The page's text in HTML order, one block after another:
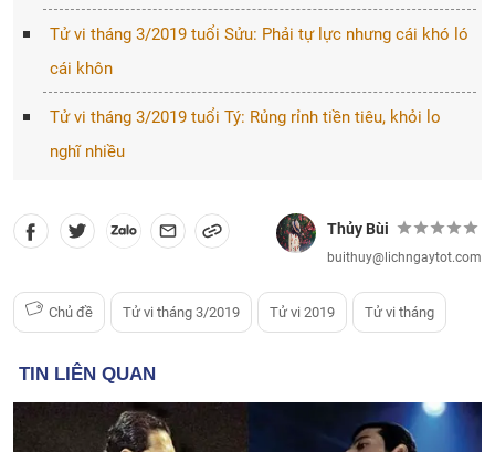
Tử vi tháng 3/2019 tuổi Sửu: Phải tự lực nhưng cái khó ló
cái khôn
Tử vi tháng 3/2019 tuổi Tý: Rủng rỉnh tiền tiêu, khỏi lo
nghĩ nhiều
Thủy Bùi
buithuy@lichngaytot.com
Chủ đề Tử vi tháng 3/2019 Tử vi 2019 Tử vi tháng